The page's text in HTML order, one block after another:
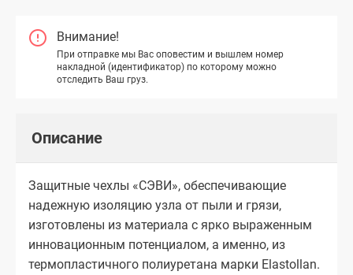
Внимание!
При отправке мы Вас оповестим и вышлем номер
накладной (идентификатор) по которому можно
отследить Ваш груз.
Описание
Защитные чехлы «СЭВИ», обеспечивающие
надежную изоляцию узла от пыли и грязи,
изготовлены из материала с ярко выраженным
инновационным потенциалом, а именно, из
термопластичного полиуретана марки Elastollan.